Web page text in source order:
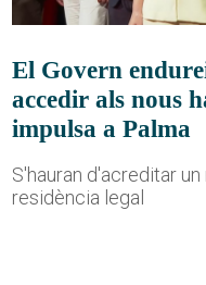
El Govern
accedir als nous
impulsa a Palma
S'hauran d'acreditar
residència legal